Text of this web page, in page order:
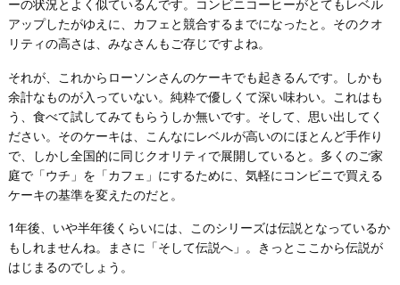
ーの状況とよく似ているんです。コンビニコーヒーがとてもレベル
アップしたがゆえに、カフェと競合するまでになったと。そのクオ
リティの高さは、みなさんもご存じですよね。
それが、これからローソンさんのケーキでも起きるんです。しかも
余計なものが入っていない。純粋で優しくて深い味わい。これはも
う、食べて試してみてもらうしか無いです。そして、思い出してく
ださい。そのケーキは、こんなにレベルが高いのにほとんど手作り
で、しかし全国的に同じクオリティで展開していると。多くのご家
庭で「ウチ」を「カフェ」にするために、気軽にコンビニで買える
ケーキの基準を変えたのだと。
1年後、いや半年後くらいには、このシリーズは伝説となっているか
もしれませんね。まさに「そして伝説へ」。きっとここから伝説が
はじまるのでしょう。